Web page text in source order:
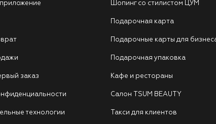
заказ
технологии
Шопинг со стилистом ЦУМ
Подарочная карта
Подарочные карты для
Подарочная упаковка
Кафе и рестораны
Салон TSUM BEAUTY
Такси для клиентов